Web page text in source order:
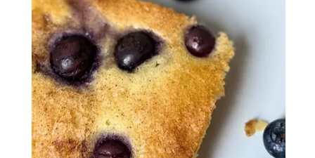
Glutenfreier Aprikosen-
Quarkkuchen mit Streuseln
Dieser glutenfreie Aprikosen-Quarkkuchen mit Streuseln ist die
perfekte Kombination aus cremig und fruchtig. Er ist schnell
zubereitet und mit einer Tasse Kaffee oder Tee lässt er sich
herrlich an einem schönen Sommertag genießen.